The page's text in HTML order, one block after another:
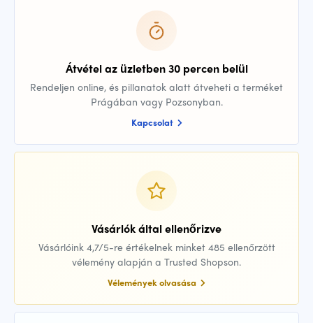
Átvétel az üzletben 30 percen belül
Rendeljen online, és pillanatok alatt átveheti a terméket
Prágában vagy Pozsonyban.
Kapcsolat
Vásárlók által ellenőrizve
Vásárlóink 4,7/5-re értékelnek minket 485 ellenőrzött
vélemény alapján a Trusted Shopson.
Vélemények olvasása